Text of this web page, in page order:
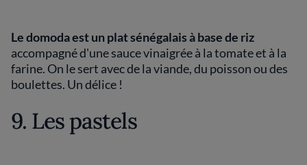
Le domoda est un plat sénégalais à base de riz
accompagné d'une sauce vinaigrée à la tomate et à la
farine. On le sert avec de la viande, du poisson ou des
boulettes. Un délice !
9. Les pastels